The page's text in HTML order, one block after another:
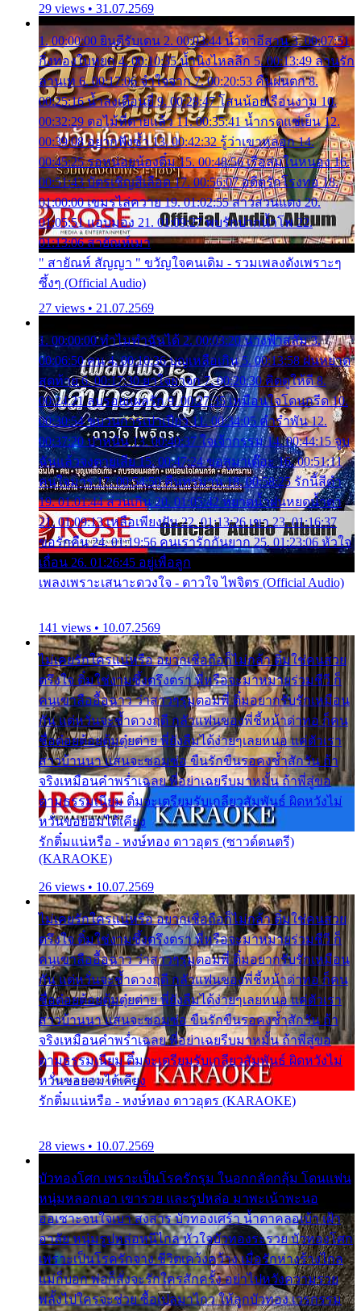
29 views • 31.07.2569
1. 00:00:00 ยินดีรับเดน 2. 00:03:44 น้ำตาอีสาน 3. 00:07:51
กิ่งทองใบหยก 4. 00:10:35 น้ำนิ่งไหลลึก 5. 00:13:49 ลานรัก
ลานเท 6. 00:17:06 จำใจจาก 7. 00:20:53 คืนฝนตก 8.
00:25:16 น้ำลงเดือนยี่ 9. 00:28:47 โสนน้อยเรือนงาม 10.
00:32:29 ตอไม้ที่ตายแล้ว 11. 00:35:41 น้ำกรดแช่เย็น 12.
00:39:08 อยากฟังซ้ำ 13. 00:42:32 รู้ว่าเขาหลอก 14.
00:45:25 รอหน่อยน้องติ๋ม 15. 00:48:56 เรือล่มในหนอง 16.
00:51:43 บัตรเชิญสีเลือด 17. 00:56:07 อดีตรักโรงทอ 18.
01:00:00 เขมรไล่ควาย 19. 01:02:55 สาวสวนแตง 20.
01:05:51 แอบมอง 21. 01:09:27 พบรักปากน้ำโพ 22.
01:13:06 สายัณห์เมา
" สายัณห์ สัญญา " ขวัญใจคนเดิม - รวมเพลงดังเพราะๆ
ซึ้งๆ (Official Audio)
27 views • 21.07.2569
1. 00:00:00 ทำไมทำฉันได้ 2. 00:03:20 นางฟ้าสลัม 3.
00:06:50 คน 4. 00:10:36 บุญเหลือเกิน 5. 00:13:58 ฝนหยาด
สุดท้าย 6. 00:17:30 ยาใจยาจก 7. 00:20:30 คิดดูให้ดี 8.
00:24:21 ลบรอยแผลรัก 9. 00:27:35 เหมือนใจโดนกรีด 10.
00:30:54 ขบวนการเปาเปียว 11. 00:34:05 คำรำพัน 12.
00:37:20 ปาหนัน 13. 00:40:37 ใจเจ้ากรรม 14. 00:44:15 จูบ
ฉันแล้วจงตายเสีย 15. 00:47:24 ขอสูมาเต๊อะ 16. 00:51:11
คนใจมาร 17. 00:54:50 คืนทรมาน 18. 00:58:25 รักนี้สีดำ
19. 01:01:44 ส่วนเกิน 20. 01:05:42 หยาดน้ำฝนหยดน้ำตา
21. 01:09:13 เหลือเพียงฝัน 22. 01:13:26 เขา 23. 01:16:37
ขอรักคืน 24. 01:19:56 คนเรารักกันยาก 25. 01:23:06 หัวใจ
เถื่อน 26. 01:26:45 อยู่เพื่อลูก
เพลงเพราะเสนาะดวงใจ - ดาวใจ ไพจิตร (Official Audio)
141 views • 10.07.2569
ไม่เคยรักใครแน่หรือ อยากเชื่อถือก็ไม่กล้า ติ๋มใช่คนสวย
ตรึงใจ ติ๋มใช่งามซึ้งตรึงตรา พี่หรือจะมาหมายร่วมชีวี ก็
คนเขาลืออื้อฉาว ว่าสาวๆรุมตอมพี่ ติ๋มอยากรับรักเหมือน
กัน แต่หวั่นจะช้ำดวงฤดี กลัวแฟนของพี่ชี้หน้าด่าทอ ก็คน
ชื่อต๋อยต้อยตุ้มตุ๋ยต่าย พี่ยังลืมได้ง่ายๆเลยหนอ แค่ตัวเรา
สาวบ้านนา แสนจะซอมซ่อ ขืนรักขืนรอคงช้ำสักวัน ถ้า
จริงเหมือนคำพร่ำเฉลย พี่อย่าเฉยรีบมาหมั้น ถ้าพี่สู่ขอ
ตามธรรมเนียม ติ๋มจะเตรียมรับเกลียวสัมพันธ์ ผิดหวังไม่
หวั่นขอยอมได้เคียง
รักติ๋มแน่หรือ - หงษ์ทอง ดาวอุดร (ซาวด์ดนตรี)
(KARAOKE)
26 views • 10.07.2569
ไม่เคยรักใครแน่หรือ อยากเชื่อถือก็ไม่กล้า ติ๋มใช่คนสวย
ตรึงใจ ติ๋มใช่งามซึ้งตรึงตรา พี่หรือจะมาหมายร่วมชีวี ก็
คนเขาลืออื้อฉาว ว่าสาวๆรุมตอมพี่ ติ๋มอยากรับรักเหมือน
กัน แต่หวั่นจะช้ำดวงฤดี กลัวแฟนของพี่ชี้หน้าด่าทอ ก็คน
ชื่อต๋อยต้อยตุ้มตุ๋ยต่าย พี่ยังลืมได้ง่ายๆเลยหนอ แค่ตัวเรา
สาวบ้านนา แสนจะซอมซ่อ ขืนรักขืนรอคงช้ำสักวัน ถ้า
จริงเหมือนคำพร่ำเฉลย พี่อย่าเฉยรีบมาหมั้น ถ้าพี่สู่ขอ
ตามธรรมเนียม ติ๋มจะเตรียมรับเกลียวสัมพันธ์ ผิดหวังไม่
หวั่นขอยอมได้เคียง
รักติ๋มแน่หรือ - หงษ์ทอง ดาวอุดร (KARAOKE)
28 views • 10.07.2569
บัวทองโศก เพราะเป็นโรครักรุม ในอกกลัดกลุ้ม โดนแฟน
หนุ่มหลอกเอา เขารวย และรูปหล่อ มาพะเน้าพะนอ
ออเซาะจนใจเบา สงสาร บัวทองเศร้า น้ำตาคลอเบ้า เฝ้า
อาลัย หนุ่มรูปหล่อหนีไกล หัวใจบัวทองระรวย บัวทองโศก
เพราะเป็นโรครักจาง ชีวิตเคว้งคว้าง เมื่อรักห่างร้างไกล
แม่ก็บอก พ่อก็สั่งจะรักใครสักครั้ง อย่าไปหวังความรวย
พลั้งไปใครจะช่วย ซื้อเปลมาไกว ให้ลูกบัวทอง เวรกรรม